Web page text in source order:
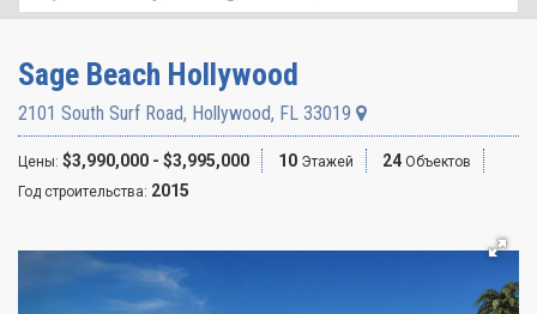
Sage Beach Hollywood
2101 South Surf Road, Hollywood, FL 33019
Цены: $3,990,000 - $3,995,000 10 Этажей 24 Объектов
Год строительства: 2015